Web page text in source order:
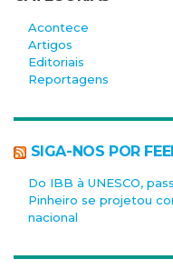
Acontece
Artigos
Editoriais
Reportagens
SIGA-NOS POR
Do IBB à UNESCO,
Pinheiro se projetou
nacional